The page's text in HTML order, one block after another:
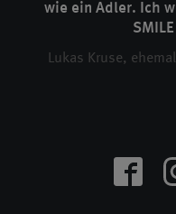
wie ein Adler. Ich
Lukas Kruse,